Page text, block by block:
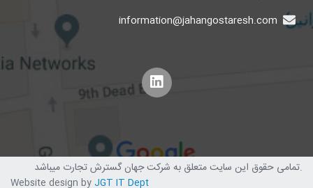
information@jahangostaresh.com
تمامی حقوق این سایت متعلق به شرکت جهان گسترش تجارت میباشد.
Website design by JGT IT Dept